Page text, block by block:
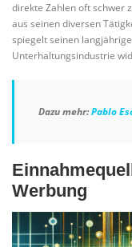
direkte Zahlen oft schwer
aus seinen diversen
spiegelt seinen
Unterhaltungsindustrie
Dazu mehr:Pablo
Werbung